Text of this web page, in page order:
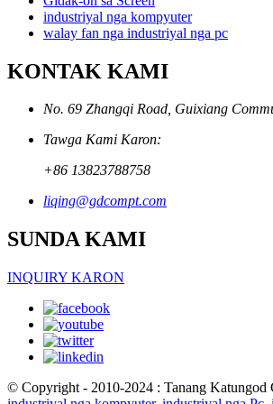
industriyal nga kompyuter
walay fan nga industriyal nga pc
KONTAK KAMI
No. 69 Zhangqi Road, Guixiang
Tawga Kami Karon:
+86 13823788758
liqing@gdcompt.com
SUNDA KAMI
INQUIRY KARON
© Copyright - 2010-2024 : Tanang Katungod